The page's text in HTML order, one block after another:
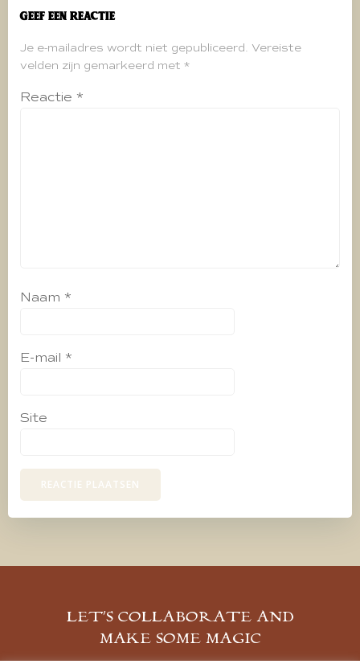
Geef een reactie
Je e-mailadres wordt niet gepubliceerd. Vereiste
velden zijn gemarkeerd met *
Reactie *
Naam *
E-mail *
Site
LET’S COLLABORATE AND
MAKE SOME MAGIC